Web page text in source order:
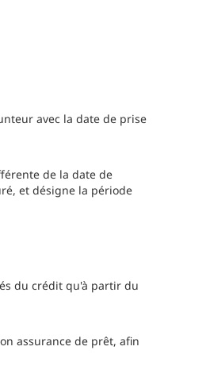
avec la date de prise
de la date de
et désigne la période
du crédit qu'à partir du
assurance de prêt, afin